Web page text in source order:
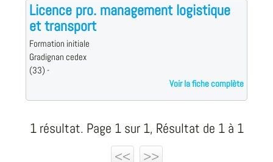
Licence pro. management logistique
et transport
Formation initiale
Gradignan cedex
(33) -
Voir la fiche complète
1 résultat. Page 1 sur 1, Résultat de 1 à 1
<<
>>